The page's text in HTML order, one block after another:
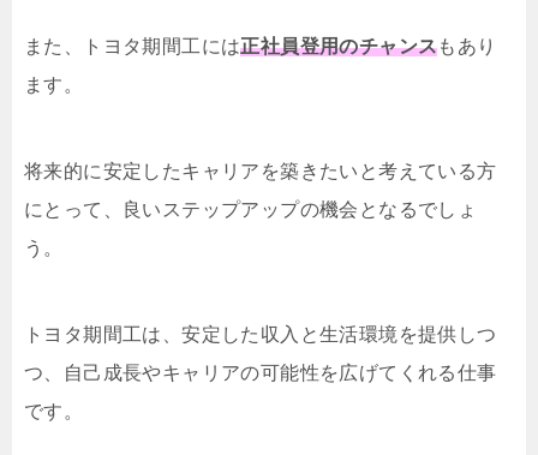
また、トヨタ期間工には正社員登用のチャンスもあり
ます。
将来的に安定したキャリアを築きたいと考えている方
にとって、良いステップアップの機会となるでしょ
う。
トヨタ期間工は、安定した収入と生活環境を提供しつ
つ、自己成長やキャリアの可能性を広げてくれる仕事
です。